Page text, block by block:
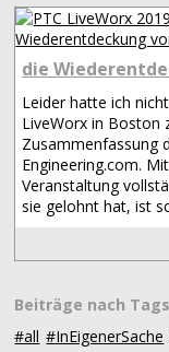
die
Leider hatte ich
LiveWorx in Boston
Zusammenfassung
Engineering.com.
Veranstaltung
sie gelohnt hat, ist
Beiträge nach
#all #InEigenerSache